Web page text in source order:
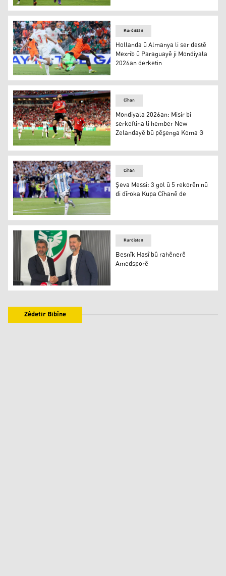
Kurdistan
Hollanda û Almanya li ser destê
Mexrib û Paraguayê ji Mondiyala
2026an derketin
Cîhan
Mondiyala 2026an: Misir bi
serkeftina li hember New
Zelandayê bû pêşenga Koma G
Cîhan
Şeva Messi: 3 gol û 5 rekorên nû
di dîroka Kupa Cîhanê de
Kurdistan
Besnîk Hasî bû rahênerê
Amedsporê
Zêdetir Bibîne